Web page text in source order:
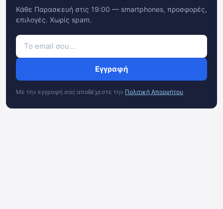
Κάθε Παρασκευή στις 19:00 — smartphones, προσφορές,
επιλογές. Χωρίς spam.
Εγγραφή
Με την εγγραφή σας αποδέχεστε την Πολιτική Απορρήτου.